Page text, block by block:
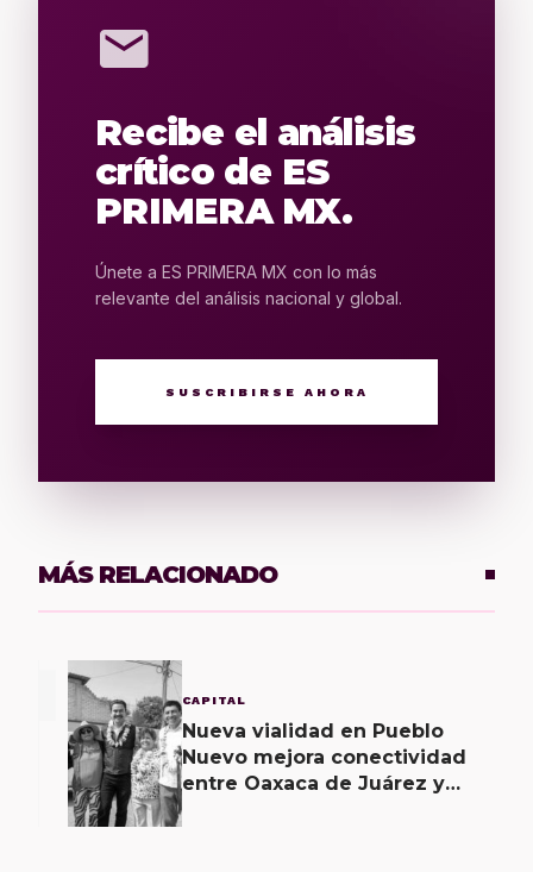
mail
Recibe el análisis
crítico de ES
PRIMERA MX.
Únete a ES PRIMERA MX con lo más
relevante del análisis nacional y global.
SUSCRIBIRSE AHORA
MÁS RELACIONADO
CAPITAL
Nueva vialidad en Pueblo
Nuevo mejora conectividad
entre Oaxaca de Juárez y